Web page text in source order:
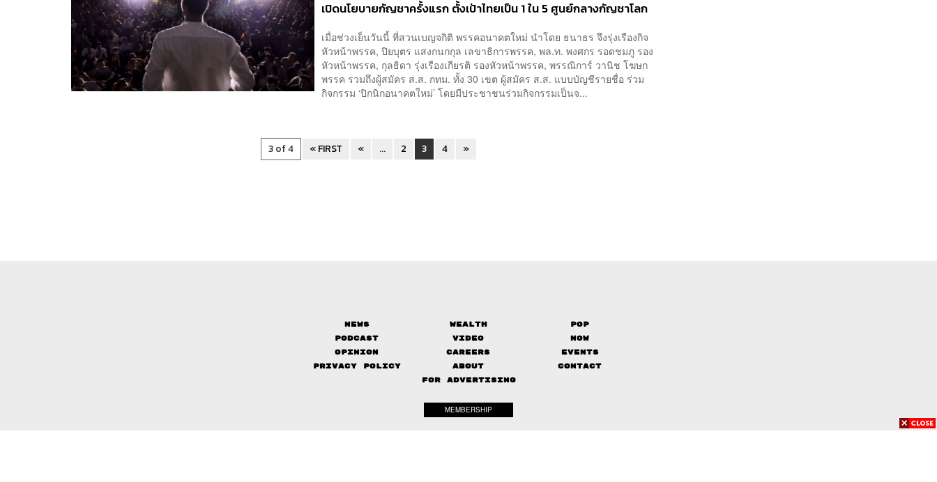
เปิดนโยบายกัญชาครั้งแรก ตั้งเป้าไทยเป็น 1 ใน 5 ศูนย์กลางกัญชาโลก
เมื่อช่วงเย็นวันนี้ ที่สวนเบญจกิติ พรรคอนาคตใหม่ นำโดย ธนาธร จึงรุ่งเรืองกิจ
หัวหน้าพรรค, ปิยบุตร แสงกนกกุล เลขาธิการพรรค, พล.ท. พงศกร รอดชมภู รอง
หัวหน้าพรรค, กุลธิดา รุ่งเรืองเกียรติ รองหัวหน้าพรรค, พรรณิการ์ วานิช โฆษก
พรรค รวมถึงผู้สมัคร ส.ส. กทม. ทั้ง 30 เขต ผู้สมัคร ส.ส. แบบบัญชีรายชื่อ ร่วม
กิจกรรม ‘ปิกนิกอนาคตใหม่’ โดยมีประชาชนร่วมกิจกรรมเป็นจ...
3 of 4 « FIRST « ... 2 3 4 »
News Wealth
Pop
Podcast
Video
Now
Opinion
Careers
Events
Privacy Policy
About
Contact
FOR ADVERTISING
MEMBERSHIP